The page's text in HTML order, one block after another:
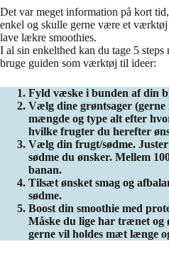
Det var meget information på kort
enkel og skulle gerne være et
lave lækre smoothies.
I al sin enkelthed kan du tage 5
bruge guiden som værktøj til ideer:
Fyld væske i bunden af din
Vælg dine grøntsager
mængde og type alt efter
hvilke frugter du herefter
Vælg din frugt/sødme.
sødme du ønsker. Mellem
banan.
Tilsæt ønsket smag og
sødme.
Boost din smoothie med
Måske du lige har trænet og
gerne vil holdes mæt længe